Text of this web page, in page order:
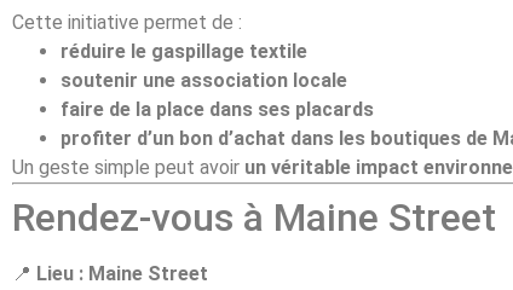
Cette initiative permet de :
réduire le gaspillage textile
soutenir une association locale
faire de la place dans ses placards
profiter d’un bon d’achat dans les boutiques de
Un geste simple peut avoir un véritable impact
Rendez-vous à Maine Street
📍 Lieu : Maine Street